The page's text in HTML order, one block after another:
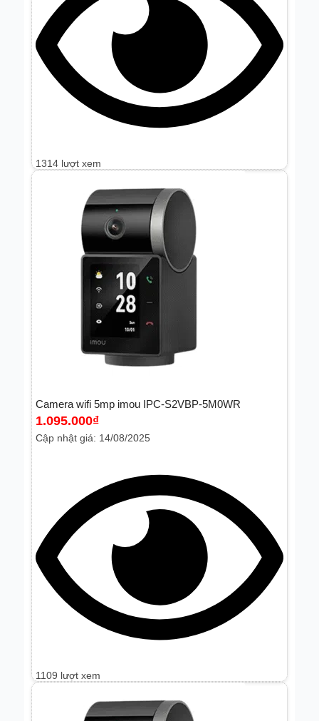
1314 lượt xem
Camera wifi 5mp imou IPC-S2VBP-5M0WR
1.095.000₫
Cập nhật giá: 14/08/2025
1109 lượt xem